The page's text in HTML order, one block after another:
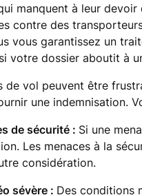
manquent à leur
contre des
vous garantissez un
votre dossier aboutit à
de vol peuvent être
une indemnisation.
de sécurité : Si une
Les menaces à la
considération.
sévère : Des conditions